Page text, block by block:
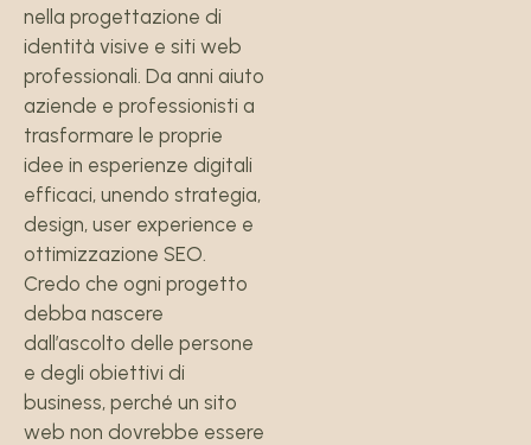
nella progettazione di
identità visive e siti web
professionali. Da anni aiuto
aziende e professionisti a
trasformare le proprie
idee in esperienze digitali
efficaci, unendo strategia,
design, user experience e
ottimizzazione SEO.
Credo che ogni progetto
debba nascere
dall’ascolto delle persone
e degli obiettivi di
business, perché un sito
web non dovrebbe essere